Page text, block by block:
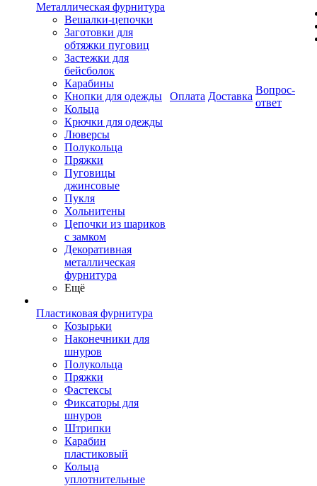
Металлическая фурнитура
Вешалки-цепочки
Заготовки для
обтяжки пуговиц
Застежки для
бейсболок
Карабины
Кнопки для одежды
Кольца
Крючки для одежды
Люверсы
Полукольца
Пряжки
Пуговицы
джинсовые
Пукля
Хольнитены
Цепочки из шариков
с замком
Декоративная
металлическая
фурнитура
Ещё
Пластиковая фурнитура
Козырьки
Наконечники для
шнуров
Полукольца
Пряжки
Фастексы
Фиксаторы для
шнуров
Штрипки
Карабин
пластиковый
Кольца
уплотнительные
Оплата Доставка
Вопрос-
ответ